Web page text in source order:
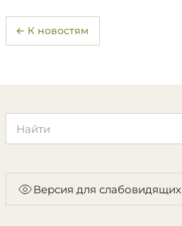
← К новостям
Версия для слабовидящих